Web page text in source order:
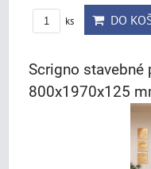
ks DO
Scrigno stavebné
800x1970x125